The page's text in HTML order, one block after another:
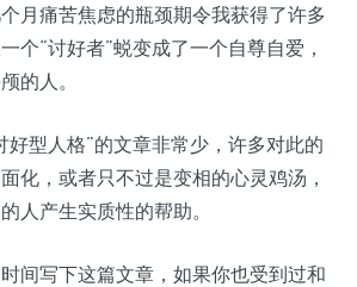
月痛苦焦虑的瓶颈期令我获得了许多
个“讨好者”蜕变成了一个自尊自爱，
的人。
好型人格”的文章非常少，许多对此的
化，或者只不过是变相的心灵鸡汤，
人产生实质性的帮助。
间写下这篇文章，如果你也受到过和